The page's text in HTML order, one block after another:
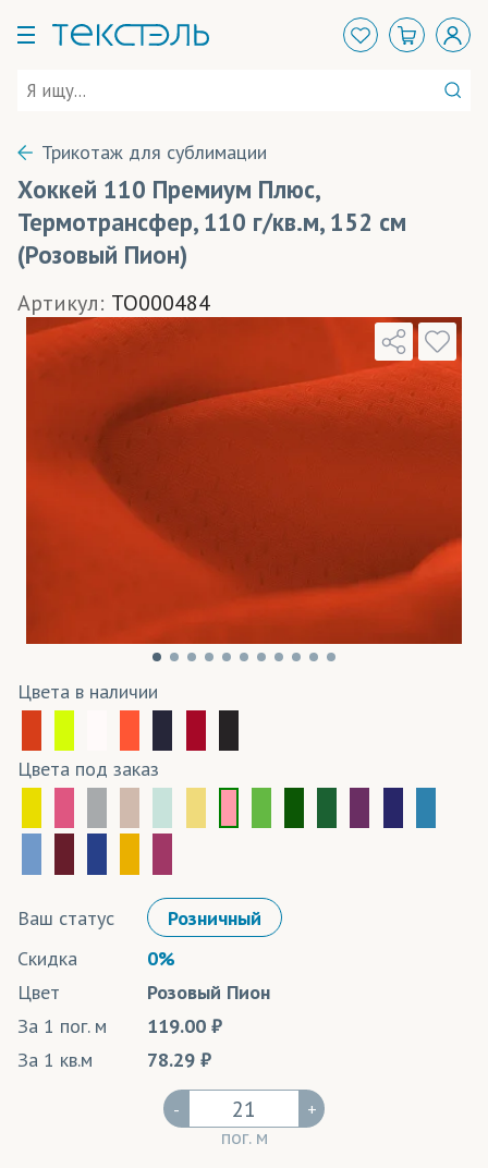
Трикотаж для сублимации
Хоккей 110 Премиум Плюс,
Термотрансфер, 110 г/кв.м, 152 см
(Розовый Пион)
Артикул: TO000484
Цвета в наличии
Цвета под заказ
Ваш статус
Розничный
Скидка
0%
Цвет
Розовый Пион
За 1 пог. м
119.00
За 1 кв.м
78.29
-
пог. м
+